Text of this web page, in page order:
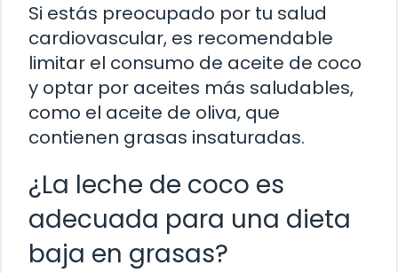
Si estás preocupado por tu salud
cardiovascular, es recomendable
limitar el consumo de aceite de coco
y optar por aceites más saludables,
como el aceite de oliva, que
contienen grasas insaturadas.
¿La leche de coco es
adecuada para una dieta
baja en grasas?